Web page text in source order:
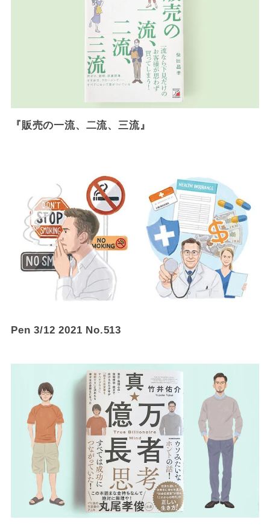
『販売の一流、二流、三流』
Pen 3/12 2021 No.513